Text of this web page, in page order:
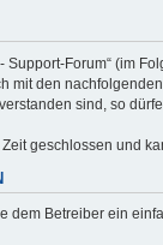
Support-Forum“ (im
mit den
sind, so
geschlossen und
dem Betreiber ein